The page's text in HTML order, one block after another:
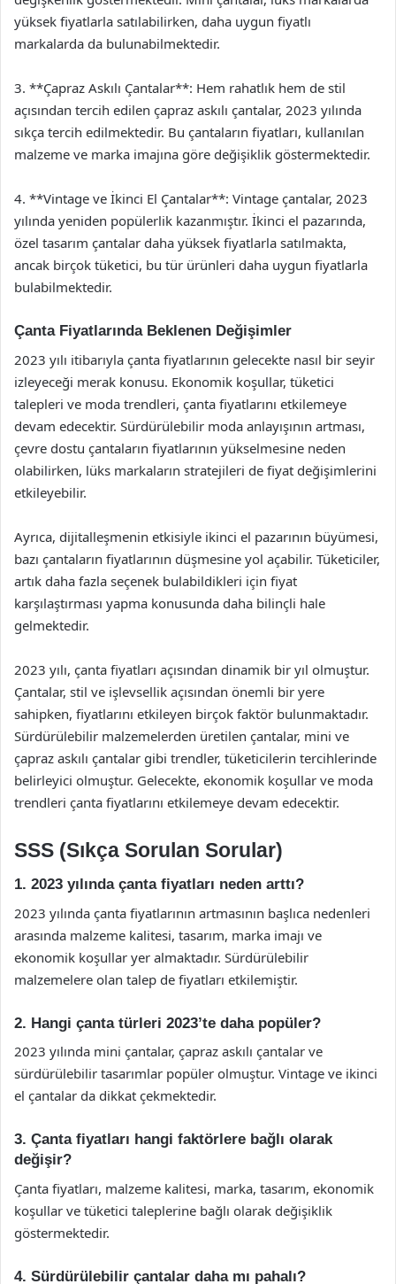
yüksek fiyatlarla satılabilirken, daha uygun fiyatlı
markalarda da bulunabilmektedir.
3. **Çapraz Askılı Çantalar**: Hem rahatlık hem de stil
açısından tercih edilen çapraz askılı çantalar, 2023 yılında
sıkça tercih edilmektedir. Bu çantaların fiyatları, kullanılan
malzeme ve marka imajına göre değişiklik göstermektedir.
4. **Vintage ve İkinci El Çantalar**: Vintage çantalar, 2023
yılında yeniden popülerlik kazanmıştır. İkinci el pazarında,
özel tasarım çantalar daha yüksek fiyatlarla satılmakta,
ancak birçok tüketici, bu tür ürünleri daha uygun fiyatlarla
bulabilmektedir.
Çanta Fiyatlarında Beklenen Değişimler
2023 yılı itibarıyla çanta fiyatlarının gelecekte nasıl bir seyir
izleyeceği merak konusu. Ekonomik koşullar, tüketici
talepleri ve moda trendleri, çanta fiyatlarını etkilemeye
devam edecektir. Sürdürülebilir moda anlayışının artması,
çevre dostu çantaların fiyatlarının yükselmesine neden
olabilirken, lüks markaların stratejileri de fiyat değişimlerini
etkileyebilir.
Ayrıca, dijitalleşmenin etkisiyle ikinci el pazarının büyümesi,
bazı çantaların fiyatlarının düşmesine yol açabilir. Tüketiciler,
artık daha fazla seçenek bulabildikleri için fiyat
karşılaştırması yapma konusunda daha bilinçli hale
gelmektedir.
2023 yılı, çanta fiyatları açısından dinamik bir yıl olmuştur.
Çantalar, stil ve işlevsellik açısından önemli bir yere
sahipken, fiyatlarını etkileyen birçok faktör bulunmaktadır.
Sürdürülebilir malzemelerden üretilen çantalar, mini ve
çapraz askılı çantalar gibi trendler, tüketicilerin tercihlerinde
belirleyici olmuştur. Gelecekte, ekonomik koşullar ve moda
trendleri çanta fiyatlarını etkilemeye devam edecektir.
SSS (Sıkça Sorulan Sorular)
1. 2023 yılında çanta fiyatları neden arttı?
2023 yılında çanta fiyatlarının artmasının başlıca nedenleri
arasında malzeme kalitesi, tasarım, marka imajı ve
ekonomik koşullar yer almaktadır. Sürdürülebilir
malzemelere olan talep de fiyatları etkilemiştir.
2. Hangi çanta türleri 2023’te daha popüler?
2023 yılında mini çantalar, çapraz askılı çantalar ve
sürdürülebilir tasarımlar popüler olmuştur. Vintage ve ikinci
el çantalar da dikkat çekmektedir.
3. Çanta fiyatları hangi faktörlere bağlı olarak
değişir?
Çanta fiyatları, malzeme kalitesi, marka, tasarım, ekonomik
koşullar ve tüketici taleplerine bağlı olarak değişiklik
göstermektedir.
4. Sürdürülebilir çantalar daha mı pahalı?